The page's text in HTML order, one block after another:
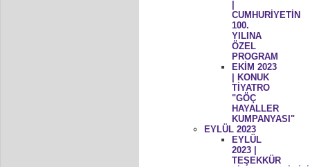
CUMHURİYETİN
100.
YILINA
ÖZEL
PROGRAM
EKİM 2023
| KONUK
TİYATRO
"GÖÇ
HAYALLER
KUMPANYASI"
EYLÜL 2023
EYLÜL
2023 |
TEŞEKKÜR